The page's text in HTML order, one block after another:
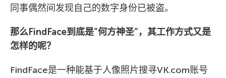
同事偶然间发现自己的数字身份已被盗。
那么FindFace到底是”何方神圣”，其工作方式又是
怎样的呢？
FindFace是一种能基于人像照片搜寻VK.com账号